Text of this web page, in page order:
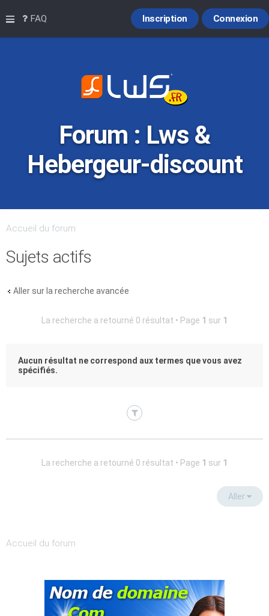
Raccourcis
FAQ Connexion
Inscription
Forum : Lws &
Hebergeur-discount
Accueil du forum
Sujets actifs
Aller sur la recherche avancée
La recherche a retourné 0 résultat • Page 1 sur 1
Aucun résultat ne correspond aux termes que vous avez
spécifiés.
La recherche a retourné 0 résultat • Page 1 sur 1
Aller
Accueil du forum